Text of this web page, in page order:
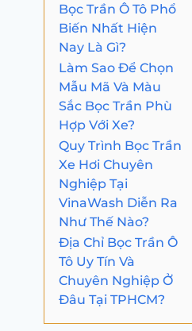
Bọc Trần Ô Tô Phổ
Biến Nhất Hiện
Nay Là Gì?
Làm Sao Để Chọn
Mẫu Mã Và Màu
Sắc Bọc Trần Phù
Hợp Với Xe?
Quy Trình Bọc Trần
Xe Hơi Chuyên
Nghiệp Tại
VinaWash Diễn Ra
Như Thế Nào?
Địa Chỉ Bọc Trần Ô
Tô Uy Tín Và
Chuyên Nghiệp Ở
Đâu Tại TPHCM?